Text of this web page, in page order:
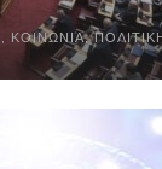
, ΚΟΙΝΩΝΊΑ,